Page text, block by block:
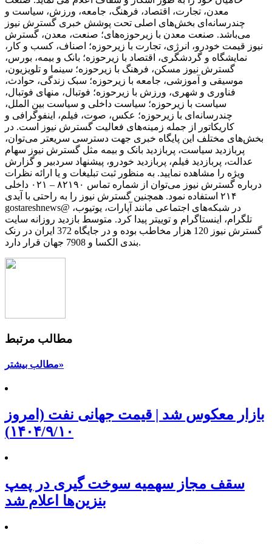
معدن، تجارت، اقتصاد، فرهنگ، جامعه، ورزش، سیاست و
چندرسانه‌ای بخش‌های اصلی تحت پوشش خبری گسترش نیوز
می‌باشد. صنعت معدن با زیرحوزه‌های؛ صنعت، معدن، گسترش
نیوز قیمت خودرو، انرژی، تجارت با زیرحوزه؛ اصناف، کسب و کار،
نمایشگاه و گردشگری، اقتصاد با زیرحوزه؛ بانک و بیمه، بورس،
گسترش نیوز مسکن، فرهنگ با زیرحوزه؛ سینما و تلویزیون،
موسیقی و آموزشی، جامعه با زیرحوزه؛ سبک زندگی، حوادث،
فناوری و شهری، ورزش با زیرحوزه؛ فوتبال، منهای فوتبال،
سیاست با زیرحوزه؛ سیاست داخلی و سیاست بین الملل،
چندرسانه‌ای با زیرحوزه؛ عکس، صوت، فیلم، اینفوگرافی و
کاریکاتور از جمله زمینه‌های فعالیت گسترش نیوز است. در
بخش‌های مختلف این پایگاه خبری جهت دسترسی سریعتر می‌توان،
پربازدید سیاست، پربازدید بانک و بیمه مثل گسترش نیوز سهام
عدالت، پربازدید فیلم، پربازدید خودرو، پیشنهاد سردبیر و گزارش
ویژه را مشاهده نمایید. به منظور ثبت تبلیغات و یا ارائه نظرات
درباره گسترش نیوز می‌توان از شماره تماس ۸۲۱۹۰ – ۰۲۱ داخلی
۲۱۴ استفاده نمود. همچنین گسترش نیوز را به راحتی با آیدی
gostareshnews@ در شبکه‌های اجتماعی مانند آپارات، یوتیوب،
تلگرام، اینستاگرام و توییتر پیدا کرد. متوسط بازدید روزانه سایت
گسترش نیوز 120 هزار مخاطب بوده و در جایگاه 372 ایران در رنک
بندی الکسا و 7908 جهان قرار دارد.
مطالب مرتبط
مطالب بیشتر»
بازار معکوس شد | قیمت جهانی نفت (امروز
۱۴۰۴/۹/۱۰)
سقف مجاز سهمیه سوخت گیری در پمپ
بنزین‌ها اعلام شد